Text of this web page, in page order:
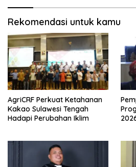
Rekomendasi untuk kamu
AgriCRF Perkuat Ketahanan
Kakao Sulawesi Tengah
Hadapi Perubahan Iklim